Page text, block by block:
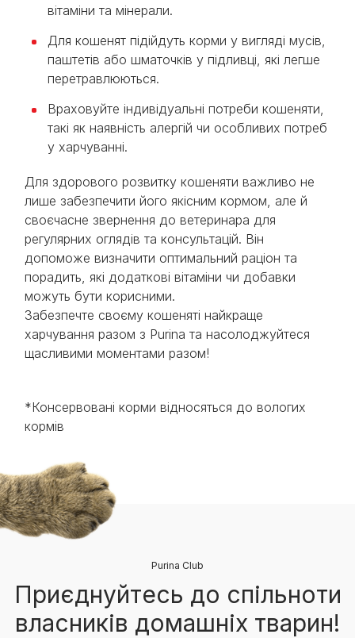
вітаміни та мінерали.
Для кошенят підійдуть корми у вигляді мусів,
паштетів або шматочків у підливці, які легше
перетравлюються.
Враховуйте індивідуальні потреби кошеняти,
такі як наявність алергій чи особливих потреб
у харчуванні.
Для здорового розвитку кошеняти важливо не
лише забезпечити його якісним кормом, але й
своєчасне звернення до ветеринара для
регулярних оглядів та консультацій. Він
допоможе визначити оптимальний раціон та
порадить, які додаткові вітаміни чи добавки
можуть бути корисними.
Забезпечте своєму кошеняті найкраще
харчування разом з Purina та насолоджуйтеся
щасливими моментами разом!
*Консервовані корми відносяться до вологих
кормів
Purina Club
Приєднуйтесь до спільноти
власників домашніх тварин!